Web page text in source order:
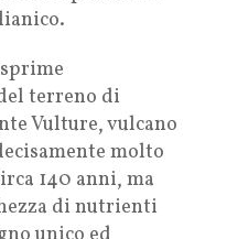
terreno di
Vulture, vulcano
molto
140 anni, ma
di nutrienti